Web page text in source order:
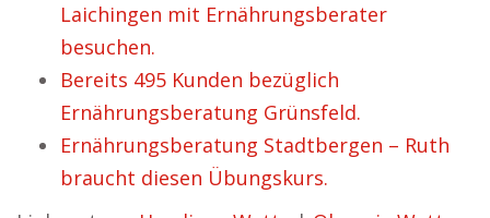
Laichingen mit Ernährungsberater
besuchen.
Bereits 495 Kunden bezüglich
Ernährungsberatung Grünsfeld.
Ernährungsberatung Stadtbergen – Ruth
braucht diesen Übungskurs.